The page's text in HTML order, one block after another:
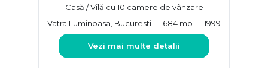
Casă / Vilă cu 10 camere de vânzare
Vatra Luminoasa, Bucuresti
684 mp 1999
Vezi mai multe detalii